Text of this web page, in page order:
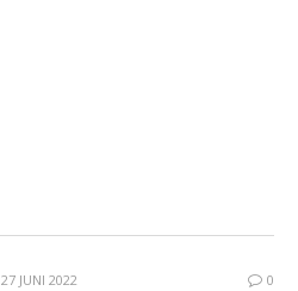
27 JUNI 2022 0